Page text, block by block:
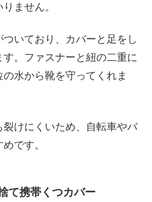
ません。
いており、カバーと足をし
。ファスナーと紐の二重に
水から靴を守ってくれま
けにくいため、自転車やバ
です。
て携帯くつカバー